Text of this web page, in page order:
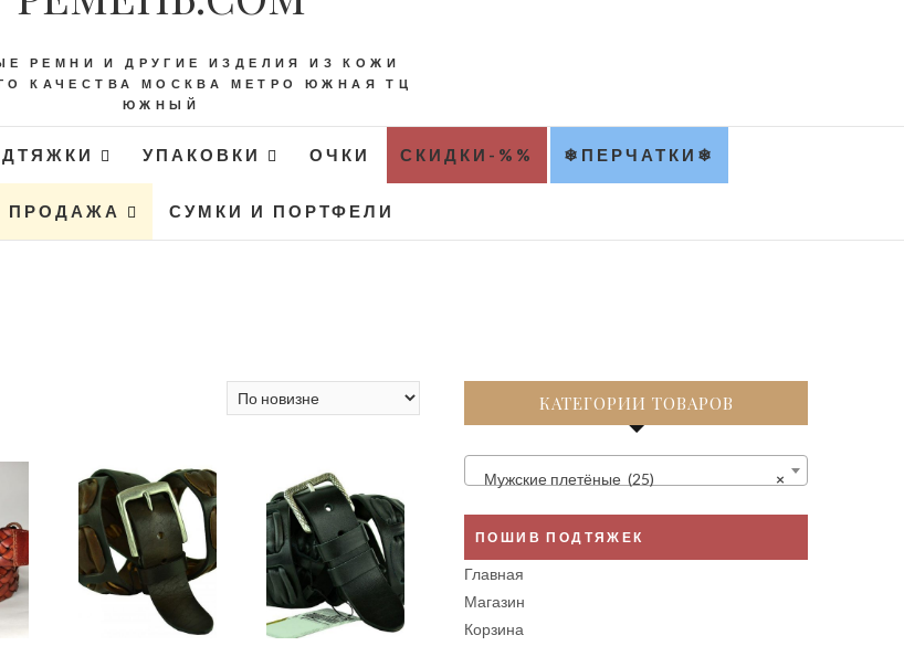
РЕМНИ И ДРУГИЕ ИЗДЕЛИЯ ИЗ КОЖИ
КАЧЕСТВА МОСКВА МЕТРО ЮЖНАЯ ТЦ
ЮЖНЫЙ
УПАКОВКИ ОЧКИ СКИДКИ-%% ❄ПЕРЧАТКИ❄
ПРОДАЖА СУМКИ И ПОРТФЕЛИ
КАТЕГОРИИ ТОВАРОВ
×
Мужские плетёные (25)
ПОШИВ ПОДТЯЖЕК
Главная
Магазин
Корзина